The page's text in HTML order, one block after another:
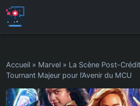
Accueil » Marvel » La Scène Post-
Tournant Majeur pour l’Avenir du MCU